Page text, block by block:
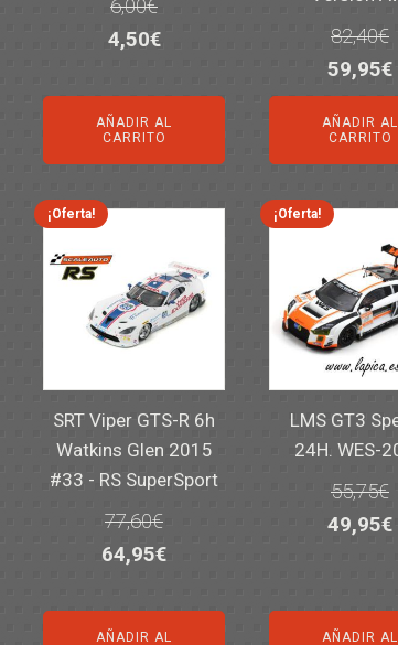
6,00€
El
original
era:
6,00€.
4,50€El
actual
es:
4,50€.
AÑADIR AL
CARRITO
82,40€
El
precio
original
era:
82,40€.
59,95€El
AÑADIR AL
CARRITO
¡Oferta!
SRT Viper GTS-R 6h
Watkins Glen 2015
#33 - RS SuperSport
77,60€
El
original
64,95€El
actual
AÑADIR AL
¡Oferta!
LMS GT3
24H. WES-
55,75€
El
49,95€El
AÑADIR AL